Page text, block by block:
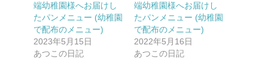
端幼稚園様へお届けし
たパンメニュー (幼稚園
で配布のメニュー)
2023年5月15日
あつこの日記
端幼稚園様へお届けし
たパンメニュー (幼稚園
で配布のメニュー)
2022年5月16日
あつこの日記